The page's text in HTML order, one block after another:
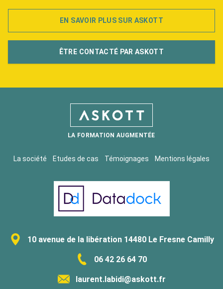
EN SAVOIR PLUS SUR ASKOTT
ÊTRE CONTACTÉ PAR ASKOTT
LA FORMATION AUGMENTÉE
La société Etudes de cas Témoignages Mentions légales
10 avenue de la libération 14480 Le Fresne Camilly
06 42 26 64 70
laurent.labidi@askott.fr